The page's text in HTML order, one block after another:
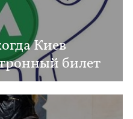
Киев
билет